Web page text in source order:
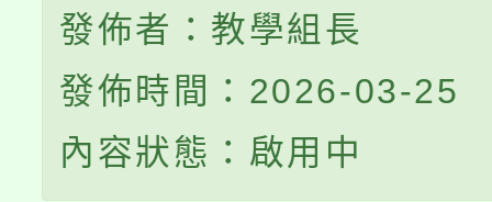
發佈者：教學組長
發佈時間：2026-03-25
內容狀態：啟用中